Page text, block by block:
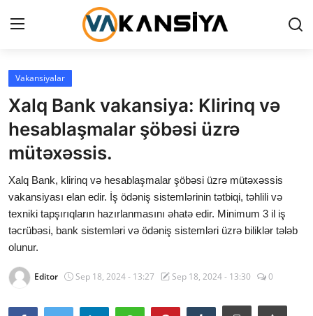
Login
Ana səhifə
Vakansiyalar
Maliyyə
Əlaqə
Xəbərlər
AZ
Vakansiyalar
Xalq Bank vakansiya: Klirinq və
hesablaşmalar şöbəsi üzrə
mütəxəssis.
Xalq Bank, klirinq və hesablaşmalar şöbəsi üzrə mütəxəssis
vakansiyası elan edir. İş ödəniş sistemlərinin tətbiqi, təhlili və
texniki tapşırıqların hazırlanmasını əhatə edir. Minimum 3 il iş
təcrübəsi, bank sistemləri və ödəniş sistemləri üzrə biliklər tələb
olunur.
Editor Sep 18, 2024 - 13:27 Sep 18, 2024 - 13:30 0